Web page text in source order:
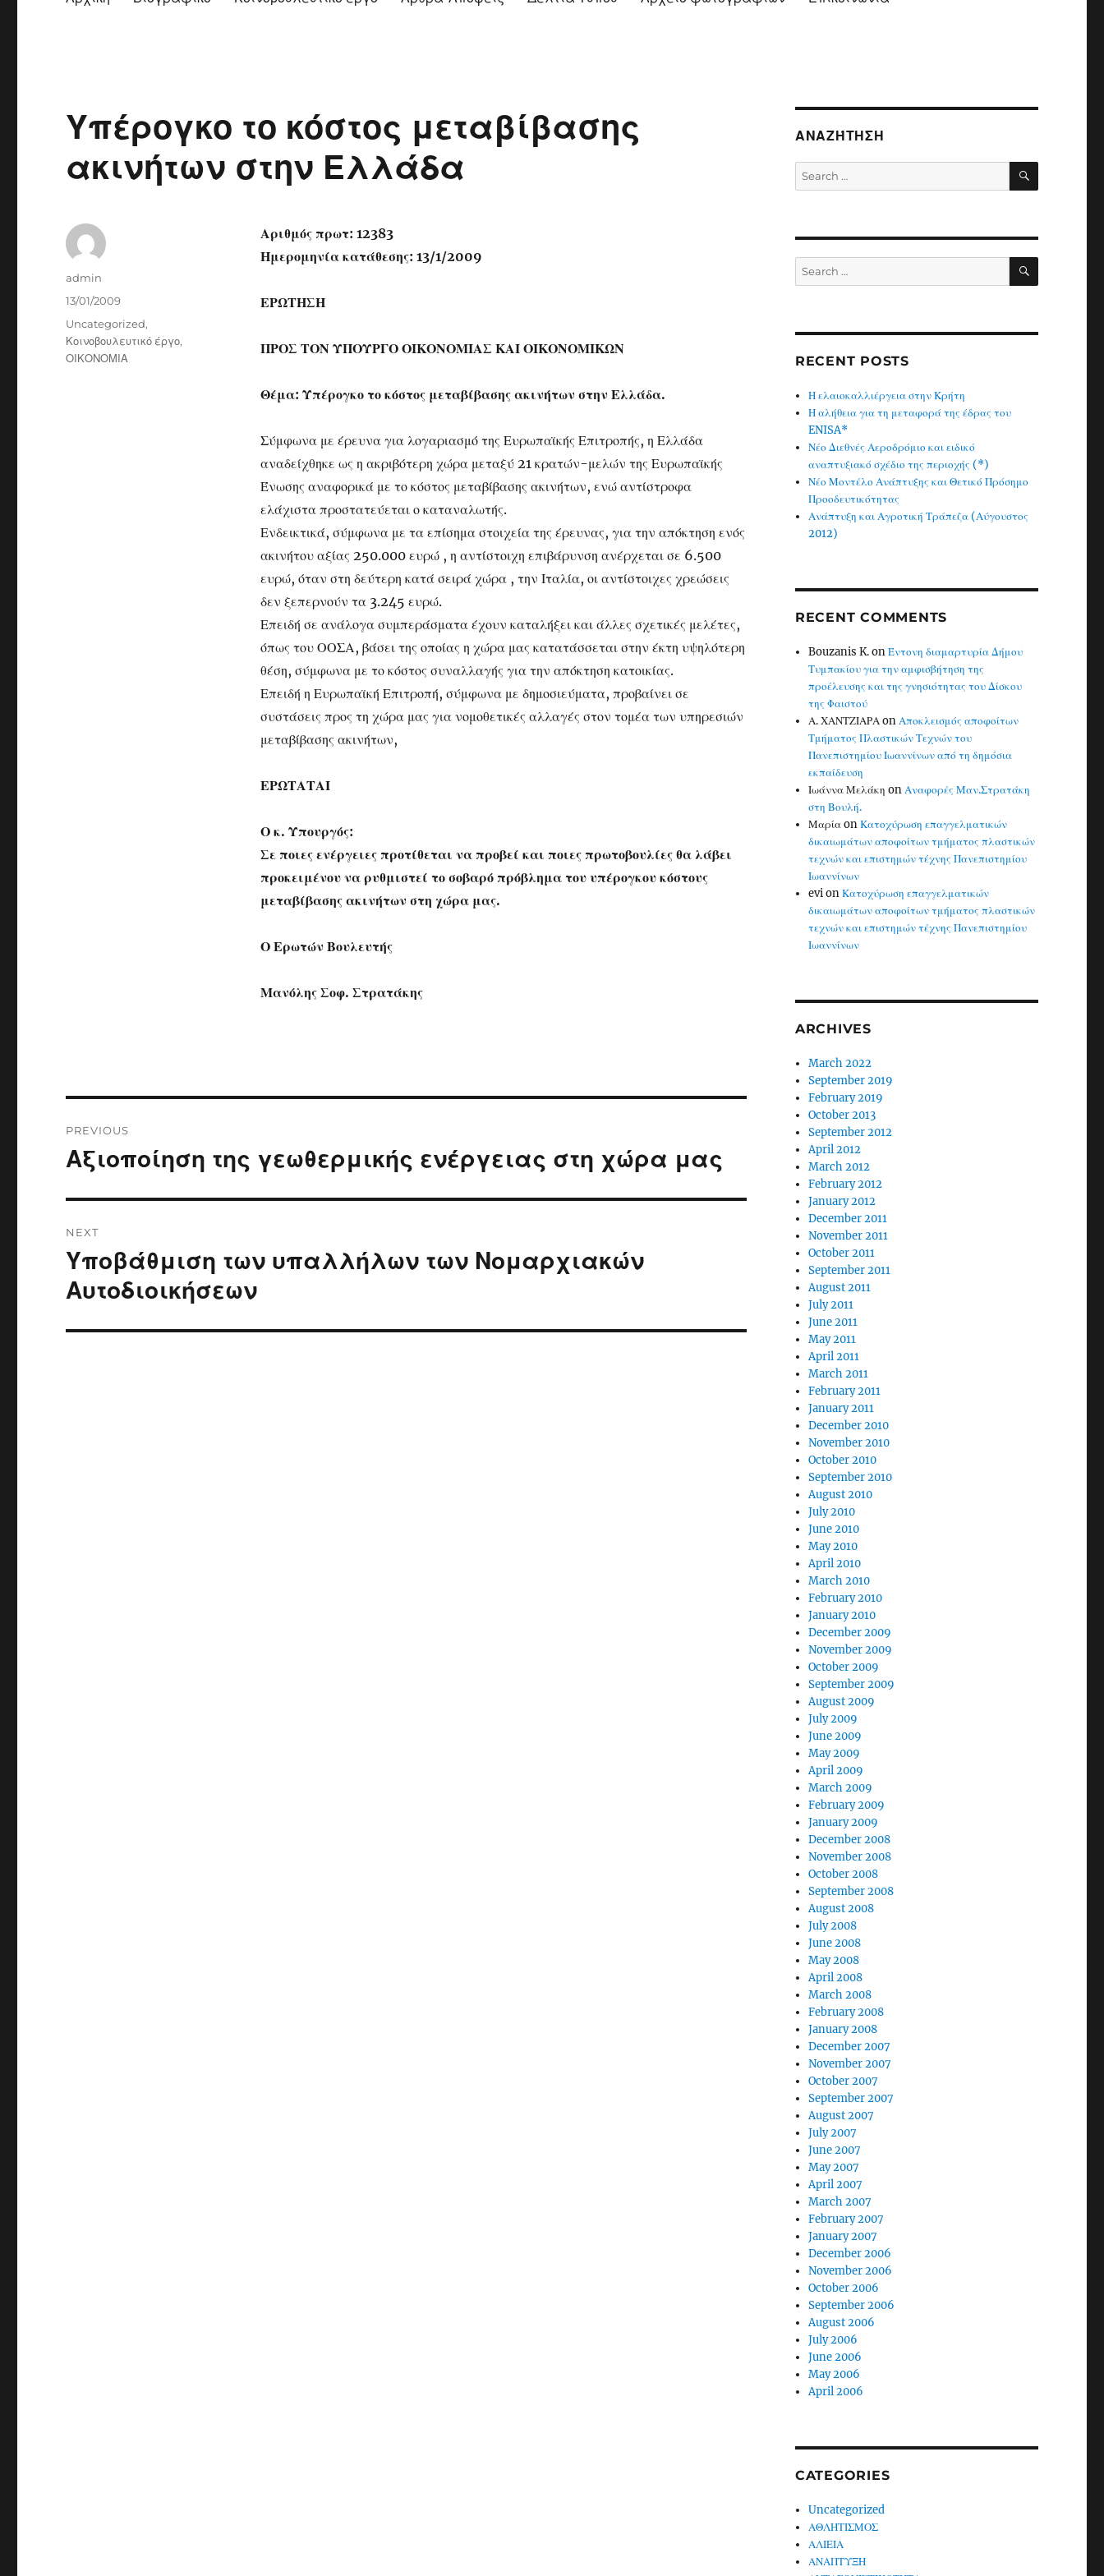
Υπέρογκο το κόστος μεταβίβασης
ακινήτων στην Ελλάδα
Αριθμός πρωτ: 12383
Ημερομηνία κατάθεσης: 13/1/2009
ΕΡΩΤΗΣΗ
ΠΡΟΣ ΤΟΝ ΥΠΟΥΡΓΟ ΟΙΚΟΝΟΜΙΑΣ ΚΑΙ ΟΙΚΟΝΟΜΙΚΩΝ
Θέμα: Υπέρογκο το κόστος μεταβίβασης ακινήτων στην Ελλάδα.
Σύμφωνα με έρευνα για λογαριασμό της Ευρωπαϊκής Επιτροπής, η Ελλάδα
αναδείχθηκε ως η ακριβότερη χώρα μεταξύ 21 κρατών-μελών της Ευρωπαϊκής
Ένωσης αναφορικά με το κόστος μεταβίβασης ακινήτων, ενώ αντίστροφα
ελάχιστα προστατεύεται ο καταναλωτής.
Ενδεικτικά, σύμφωνα με τα επίσημα στοιχεία της έρευνας, για την απόκτηση ενός
ακινήτου αξίας 250.000 ευρώ , η αντίστοιχη επιβάρυνση ανέρχεται σε 6.500
ευρώ, όταν στη δεύτερη κατά σειρά χώρα , την Ιταλία, οι αντίστοιχες χρεώσεις
δεν ξεπερνούν τα 3.245 ευρώ.
Επειδή σε ανάλογα συμπεράσματα έχουν καταλήξει και άλλες σχετικές μελέτες,
όπως του ΟΟΣΑ, βάσει της οποίας η χώρα μας κατατάσσεται στην έκτη υψηλότερη
θέση, σύμφωνα με το κόστος συναλλαγής για την απόκτηση κατοικίας.
Επειδή η Ευρωπαϊκή Επιτροπή, σύμφωνα με δημοσιεύματα, προβαίνει σε
συστάσεις προς τη χώρα μας για νομοθετικές αλλαγές στον τομέα των υπηρεσιών
μεταβίβασης ακινήτων,
ΕΡΩΤΑΤΑΙ
Ο κ. Υπουργός:
Σε ποιες ενέργειες προτίθεται να προβεί και ποιες πρωτοβουλίες θα λάβει
προκειμένου να ρυθμιστεί το σοβαρό πρόβλημα του υπέρογκου κόστους
μεταβίβασης ακινήτων στη χώρα μας.
Ο Ερωτών Βουλευτής
Μανόλης Σοφ. Στρατάκης
Author
admin
Posted
13/01/2009
Categories
Uncategorized,
Κοινοβουλευτικό έργο,
ΟΙΚΟΝΟΜΙΑ
navigation
PREVIOUS
Previous
Αξιοποίηση της γεωθερμικής ενέργειας στη χώρα μας
NEXT
Next
post:
Υποβάθμιση των υπαλλήλων των Νομαρχιακών
Αυτοδιοικήσεων
ΑΝΑΖΉΤΗΣΗ
Search
for:
SEARCH
Search
for:
SEARCH
RECENT POSTS
Η ελαιοκαλλιέργεια στην Κρήτη
Η αλήθεια για τη μεταφορά της έδρας του
ENISA*
Νέο Διεθνές Αεροδρόμιο και ειδικό
αναπτυξιακό σχέδιο της περιοχής (*)
Νέο Μοντέλο Ανάπτυξης και Θετικό Πρόσημο
Προοδευτικότητας
Ανάπτυξη και Αγροτική Τράπεζα (Αύγουστος
2012)
RECENT COMMENTS
Bouzanis K.onΈντονη διαμαρτυρία Δήμου
Τυμπακίου για την αμφισβήτηση της
προέλευσης και της γνησιότητας του Δίσκου
της Φαιστού
Α. ΧΑΝΤΖΙΑΡΑonΑποκλεισμός αποφοίτων
Τμήματος Πλαστικών Τεχνών του
Πανεπιστημίου Ιωαννίνων από τη δημόσια
εκπαίδευση
Ιωάννα Μελάκη onΑναφορές Μαν.Στρατάκη
στη Βουλή.
ΜαρίαonΚατοχύρωση επαγγελματικών
δικαιωμάτων αποφοίτων τμήματος πλαστικών
τεχνών και επιστημών τέχνης Πανεπιστημίου
Ιωαννίνων
evionΚατοχύρωση επαγγελματικών
δικαιωμάτων αποφοίτων τμήματος πλαστικών
τεχνών και επιστημών τέχνης Πανεπιστημίου
Ιωαννίνων
ARCHIVES
March 2022
September 2019
February 2019
October 2013
September 2012
April 2012
March 2012
February 2012
January 2012
December 2011
November 2011
October 2011
September 2011
August 2011
July 2011
June 2011
May 2011
April 2011
March 2011
February 2011
January 2011
December 2010
November 2010
October 2010
September 2010
August 2010
July 2010
June 2010
May 2010
April 2010
March 2010
February 2010
January 2010
December 2009
November 2009
October 2009
September 2009
August 2009
July 2009
June 2009
May 2009
April 2009
March 2009
February 2009
January 2009
December 2008
November 2008
October 2008
September 2008
August 2008
July 2008
June 2008
May 2008
April 2008
March 2008
February 2008
January 2008
December 2007
November 2007
October 2007
September 2007
August 2007
July 2007
June 2007
May 2007
April 2007
March 2007
February 2007
January 2007
December 2006
November 2006
October 2006
September 2006
August 2006
July 2006
June 2006
May 2006
April 2006
CATEGORIES
Uncategorized
ΑΘΛΗΤΙΣΜΟΣ
ΑΛΙΕΙΑ
ΑΝΑΠΤΥΞΗ